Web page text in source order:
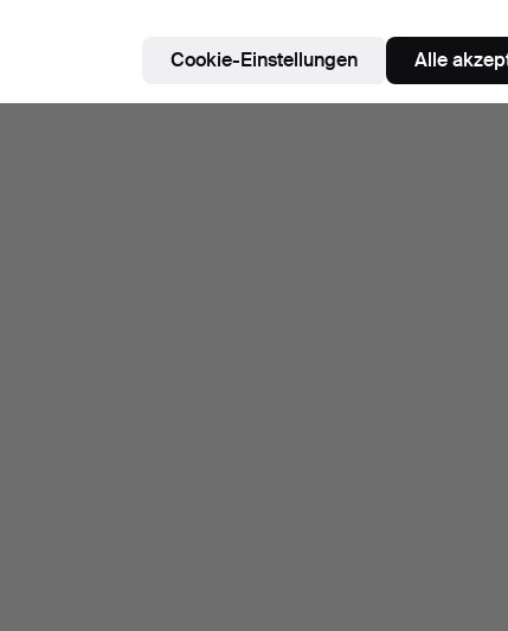
Cookie-Einstellungen Alle